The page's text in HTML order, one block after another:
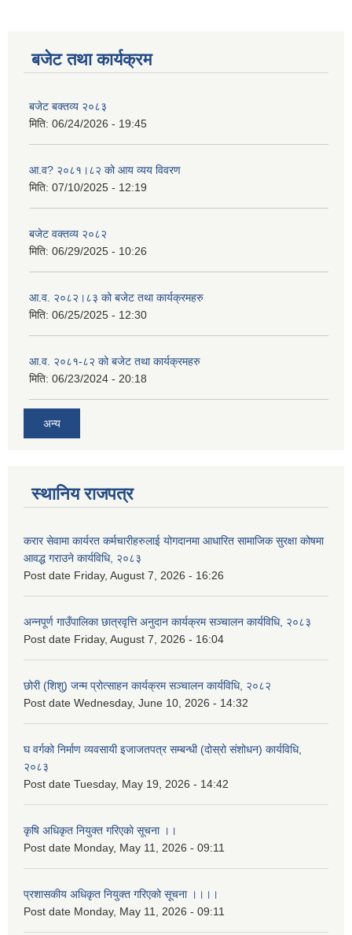
बजेट तथा कार्यक्रम
बजेट बक्तव्य २०८३
मिति: 06/24/2026 - 19:45
आ.व? २०८१।८२ को आय व्यय विवरण
मिति: 07/10/2025 - 12:19
बजेट वक्तव्य २०८२
मिति: 06/29/2025 - 10:26
आ.व. २०८२।८३ को बजेट तथा कार्यक्रमहरु
मिति: 06/25/2025 - 12:30
आ.व. २०८१-८२ को बजेट तथा कार्यक्रमहरु
मिति: 06/23/2024 - 20:18
अन्य
स्थानिय राजपत्र
करार सेवामा कार्यरत कर्मचारीहरुलाई योगदानमा आधारित सामाजिक सुरक्षा कोषमा
आवद्ध गराउने कार्यविधि, २०८३
Post date Friday, August 7, 2026 - 16:26
अन्नपूर्ण गाउँपालिका छात्रवृत्ति अनुदान कार्यक्रम सञ्चालन कार्यविधि, २०८३
Post date Friday, August 7, 2026 - 16:04
छोरी (शिशु) जन्म प्रोत्साहन कार्यक्रम सञ्चालन कार्यविधि, २०८२
Post date Wednesday, June 10, 2026 - 14:32
घ वर्गको निर्माण व्यवसायी इजाजतपत्र सम्बन्धी (दोस्रो संशोधन) कार्यविधि,
२०८३
Post date Tuesday, May 19, 2026 - 14:42
कृषि अधिकृत नियुक्त गरिएको सूचना ।।
Post date Monday, May 11, 2026 - 09:11
प्रशासकीय अधिकृत नियुक्त गरिएको सूचना ।।।।
Post date Monday, May 11, 2026 - 09:11